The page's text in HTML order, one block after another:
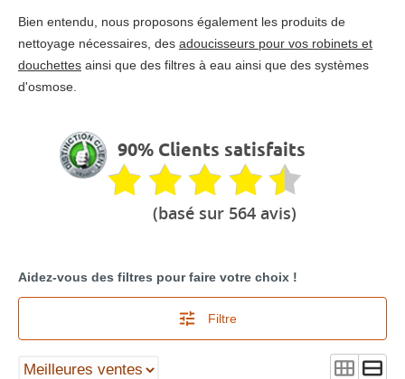
Bien entendu, nous proposons également les produits de
nettoyage nécessaires, des adoucisseurs pour vos robinets et
douchettes ainsi que des filtres à eau ainsi que des systèmes
d'osmose.
90% Clients satisfaits
(basé sur 564 avis)
Aidez-vous des filtres pour faire votre choix !
Filtre